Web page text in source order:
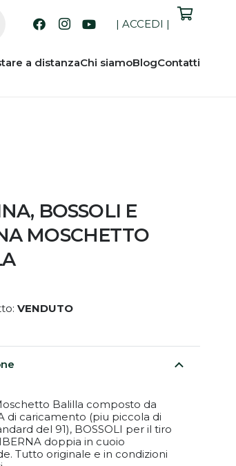
| ACCEDI |
a distanzaChi siamoBlogContatti
BOSSOLI E
MOSCHETTO
VENDUTO
Balilla composto da
di caricamento (piu piccola di
del 91), BOSSOLI per il tiro
doppia in cuoio
Tutto originale e in condizioni